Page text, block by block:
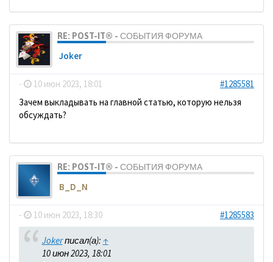
RE: POST-IT® - СОБЫТИЯ ФОРУМА
Joker
- 10 июн 2023, 18:01
#1285581
Зачем выкладывать на главной статью, которую нельзя
обсуждать?
RE: POST-IT® - СОБЫТИЯ ФОРУМА
B_D_N
- 10 июн 2023, 18:30 #1285583
Jokerписал(а): ↑
10 июн 2023, 18:01